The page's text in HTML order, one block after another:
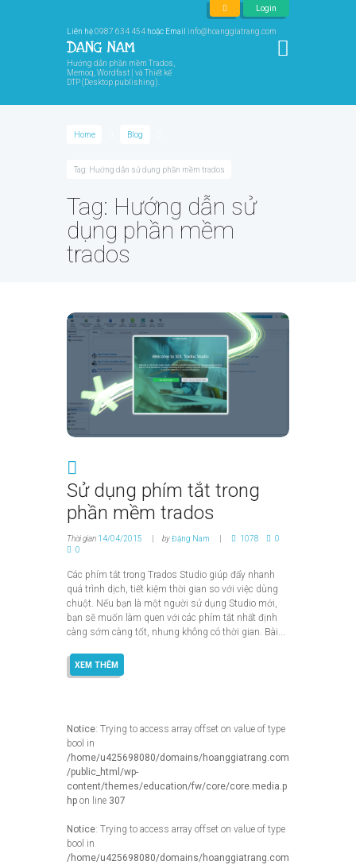
Login
Liên hệ0987 634 454 hoặc Email info@hoanggiatrang.com
Hướng dẫn phần mềm Trados,
Memoq, Wordfast | và Thiết kế
DTP (Desktop publishing).
Home Blog
Tag: Hướng dẫn sử dụng phần mềm trados
Tag: Hướng dẫn sử
dụng phần mềm
trados
Sử dụng phím tắt trong
phần mềm trados
Thời gian 14/04/2015 byĐặng Nam 1078
0
0
Các phím tắt trong Trados Studio giúp đẩy nhanh
quá trình dịch, tiết kiệm thời gian so với việc dùng
chuột. Nếu bạn là một người sử dụng Studio mới,
bạn sẽ muốn làm quen với các phím tắt nhất định
càng sớm càng tốt, nhưng không có thời gian. Bài...
XEM THÊM
Notice: Trying to access array offset on value of type
bool in
/home/u425698080/domains/hoanggiatrang.com
/public_html/wp-
content/themes/education/fw/core/core.media.p
hp on line 307
Notice: Trying to access array offset on value of type
bool in
/home/u425698080/domains/hoanggiatrang.com